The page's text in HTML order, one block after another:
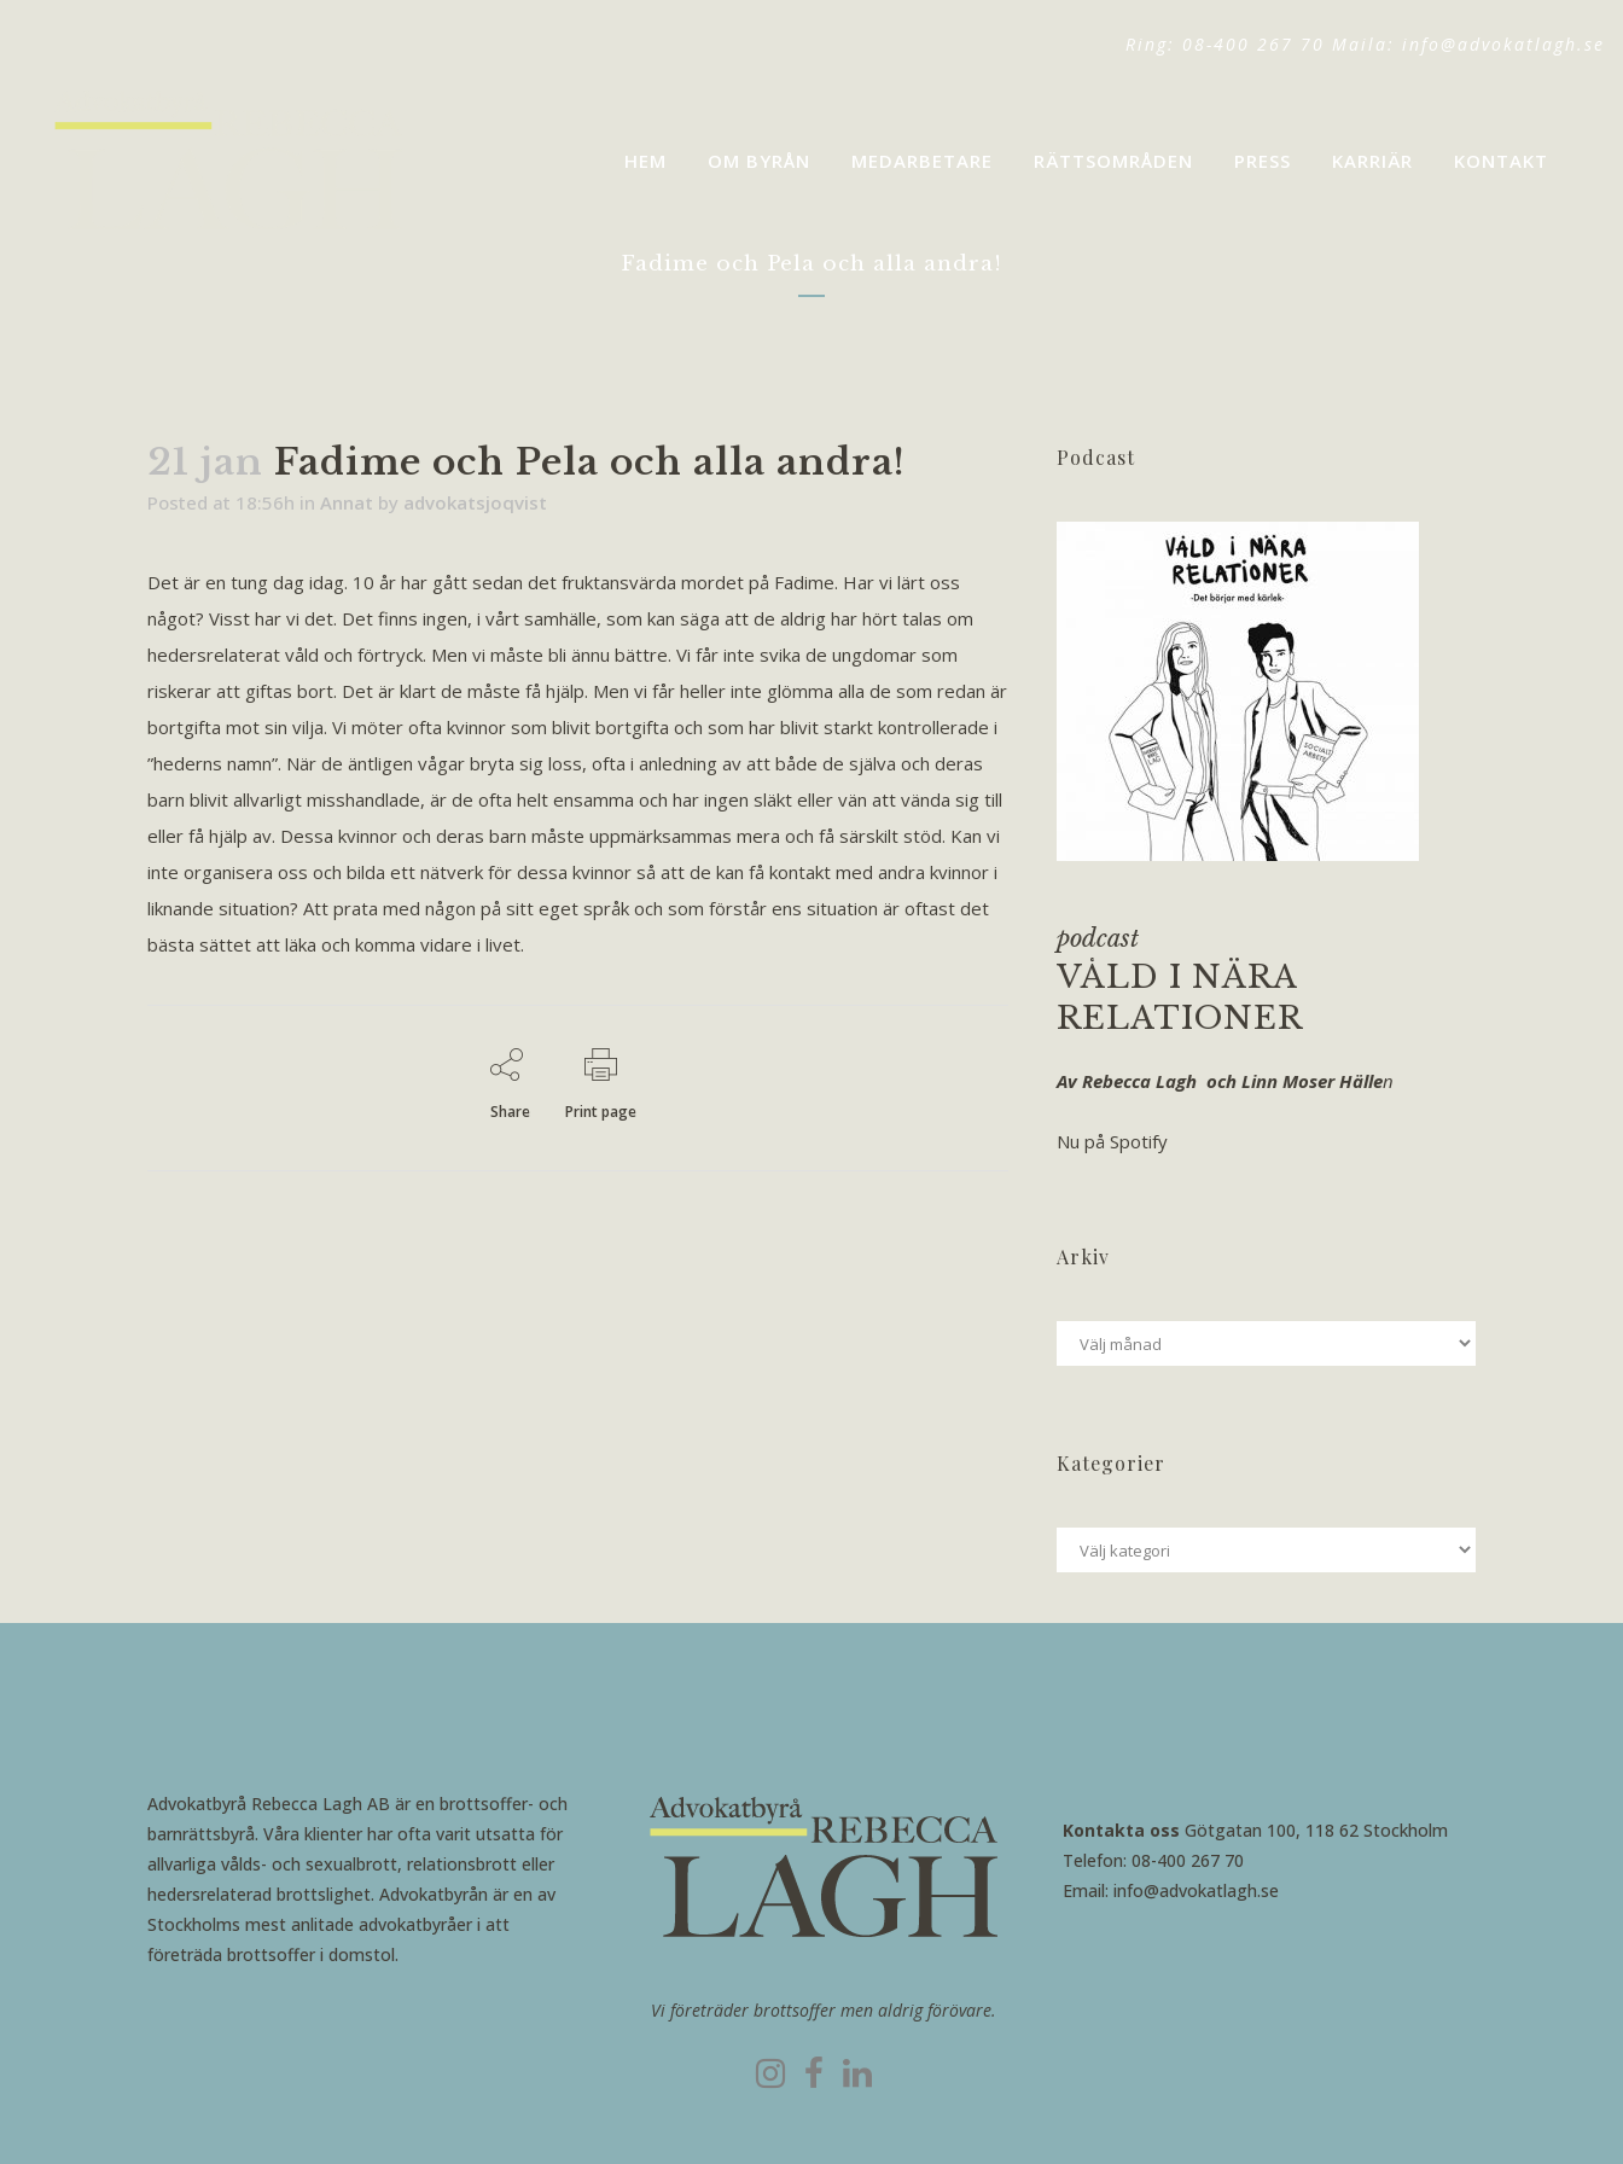
Ring: 08-400 267 70 Maila: info@advokatlagh.se
HEM OM BYRÅN MEDARBETARE RÄTTSOMRÅDEN PRESS KARRIÄR KONTAKT
Fadime och Pela och alla andra!
21 jan Fadime och Pela och alla andra!
Posted at 18:56h in Annat by advokatsjoqvist
Det är en tung dag idag. 10 år har gått sedan det fruktansvärda mordet på Fadime. Har vi lärt oss
något? Visst har vi det. Det finns ingen, i vårt samhälle, som kan säga att de aldrig har hört talas om
hedersrelaterat våld och förtryck. Men vi måste bli ännu bättre. Vi får inte svika de ungdomar som
riskerar att giftas bort. Det är klart de måste få hjälp. Men vi får heller inte glömma alla de som redan är
bortgifta mot sin vilja. Vi möter ofta kvinnor som blivit bortgifta och som har blivit starkt kontrollerade i
”hederns namn”. När de äntligen vågar bryta sig loss, ofta i anledning av att både de själva och deras
barn blivit allvarligt misshandlade, är de ofta helt ensamma och har ingen släkt eller vän att vända sig till
eller få hjälp av. Dessa kvinnor och deras barn måste uppmärksammas mera och få särskilt stöd. Kan vi
inte organisera oss och bilda ett nätverk för dessa kvinnor så att de kan få kontakt med andra kvinnor i
liknande situation? Att prata med någon på sitt eget språk och som förstår ens situation är oftast det
bästa sättet att läka och komma vidare i livet.
Share Print page
Podcast
podcast
VÅLD I NÄRA
RELATIONER
Av Rebecca Lagh och Linn Moser Hällen
Nu på Spotify
Arkiv
Arkiv
Kategorier
Kategorier
Advokatbyrå Rebecca Lagh AB är en brottsoffer- och
barnrättsbyrå. Våra klienter har ofta varit utsatta för
allvarliga vålds- och sexualbrott, relationsbrott eller
hedersrelaterad brottslighet. Advokatbyrån är en av
Stockholms mest anlitade advokatbyråer i att
företräda brottsoffer i domstol.
Vi företräder brottsoffer men aldrig förövare.
Kontakta oss Götgatan 100, 118 62 Stockholm
Telefon: 08-400 267 70
Email: info@advokatlagh.se